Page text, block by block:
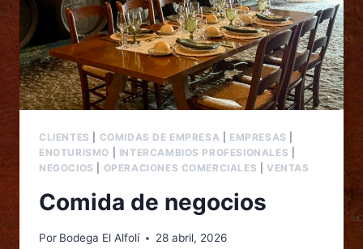
CLIENTES COMIDAS DE EMPRESA EMPRESAS
ENOTURISMO
INTERCAMBIOS PROFESIONALES
NEGOCIOS
OPERACIONES COMERCIALES |VENTAS
Comida de negocios
Por Bodega El Alfolí 28 abril, 2026